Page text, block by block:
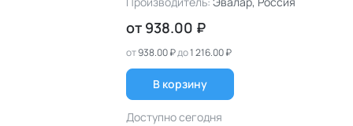
от 938.00 ₽
от938.00 ₽до1 216.00 ₽
В корзину
Доступно сегодня